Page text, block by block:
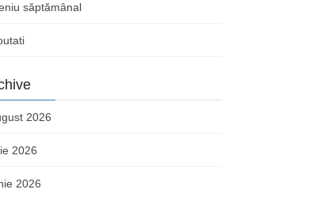
săptămânal
2026
2026
2026